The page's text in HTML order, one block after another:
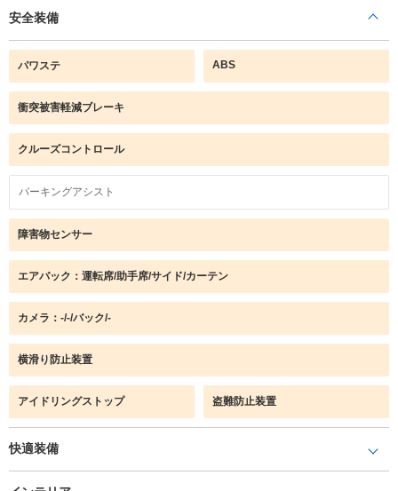
安全装備
パワステ ABS
衝突被害軽減ブレーキ
クルーズコントロール
パーキングアシスト
障害物センサー
エアバック：運転席/助手席/サイド/カーテン
カメラ：-/-/バック/-
横滑り防止装置
アイドリングストップ 盗難防止装置
快適装備